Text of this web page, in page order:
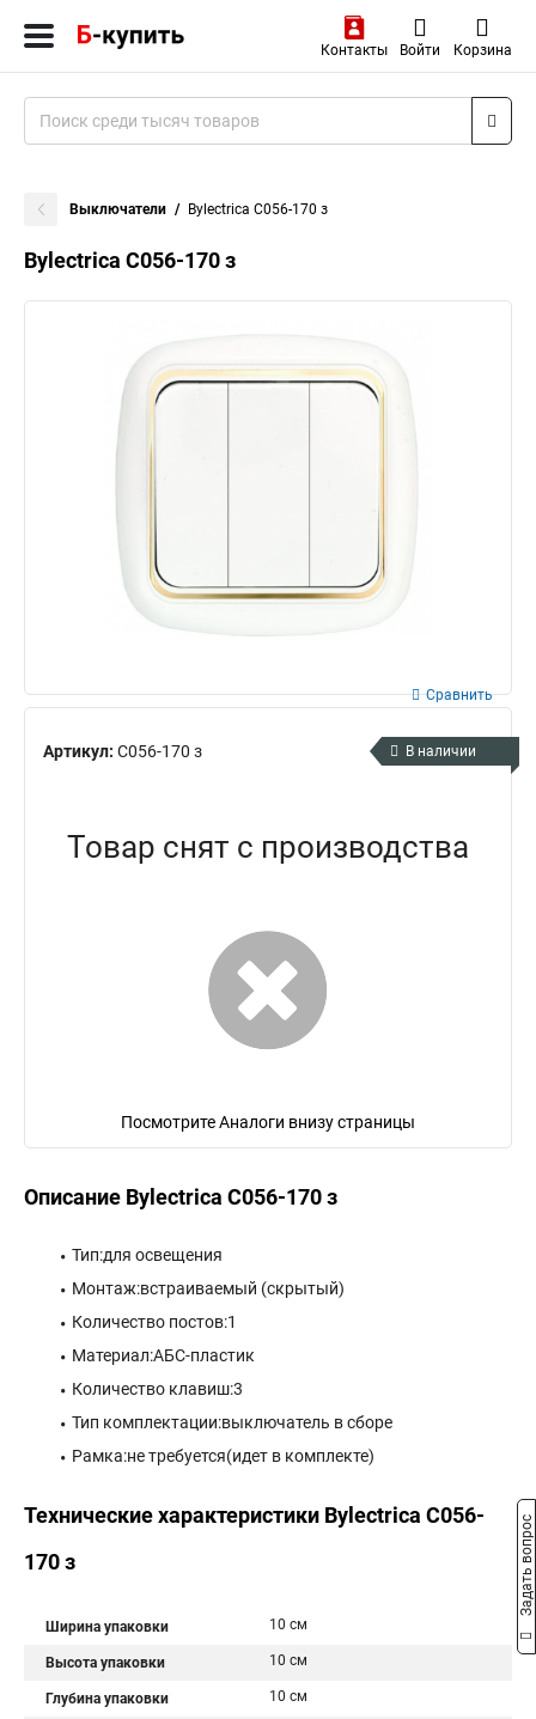
Контакты Войти Корзина
Выключатели Bylectrica С056-170 з
Bylectrica С056-170 з
Артикул: С056-170 з
Сравнить
В наличии
Товар снят с производства
Посмотрите Аналоги внизу страницы
Описание Bylectrica С056-170 з
Тип:для освещения
Монтаж:встраиваемый (скрытый)
Количество постов:1
Материал:АБС-пластик
Количество клавиш:3
Тип комплектации:выключатель в сборе
Рамка:не требуется(идет в комплекте)
Технические характеристики Bylectrica С056-
170 з
Ширина упаковки 10 см
Высота упаковки 10 см
Глубина упаковки 10 см
Задать вопрос